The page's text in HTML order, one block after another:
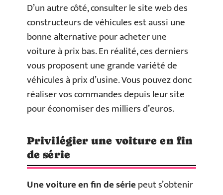
D’un autre côté, consulter le site web des
constructeurs de véhicules est aussi une
bonne alternative pour acheter une
voiture à prix bas. En réalité, ces derniers
vous proposent une grande variété de
véhicules à prix d’usine. Vous pouvez donc
réaliser vos commandes depuis leur site
pour économiser des milliers d’euros.
Privilégier une voiture en fin
de série
Une voiture en fin de sériepeut s’obtenir